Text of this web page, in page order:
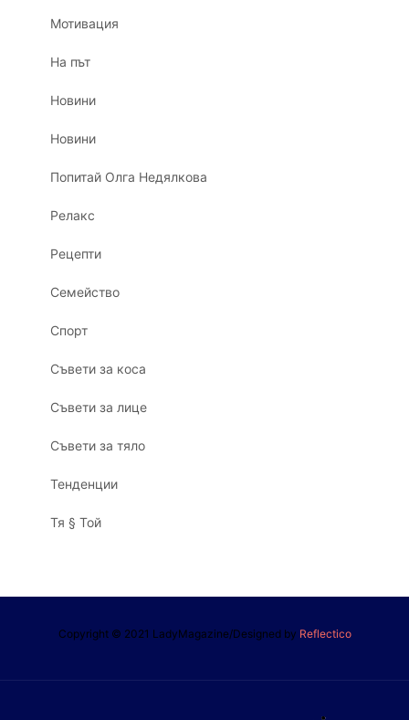
Мотивация
На път
Новини
Новини
Попитай Олга Недялкова
Релакс
Рецепти
Семейство
Спорт
Съвети за коса
Съвети за лице
Съвети за тяло
Тенденции
Тя § Той
Copyright © 2021 LadyMagazine/Designed by Reflectico